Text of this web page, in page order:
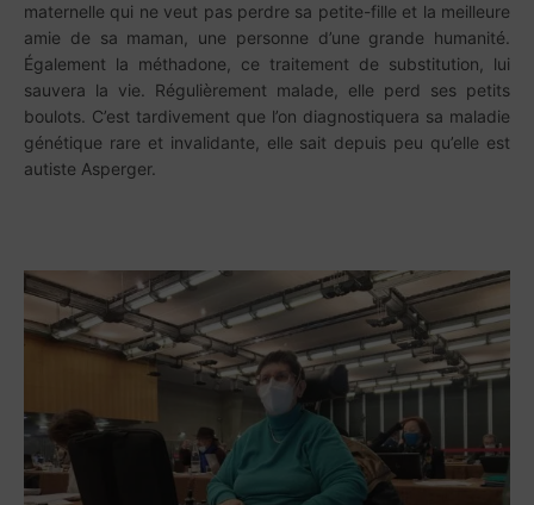
maternelle qui ne veut pas perdre sa petite-fille et la meilleure
amie de sa maman, une personne d’une grande humanité.
Également la méthadone, ce traitement de substitution, lui
sauvera la vie. Régulièrement malade, elle perd ses petits
boulots. C’est tardivement que l’on diagnostiquera sa maladie
génétique rare et invalidante, elle sait depuis peu qu’elle est
autiste Asperger.